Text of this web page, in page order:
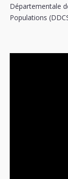
Départementale
Populations